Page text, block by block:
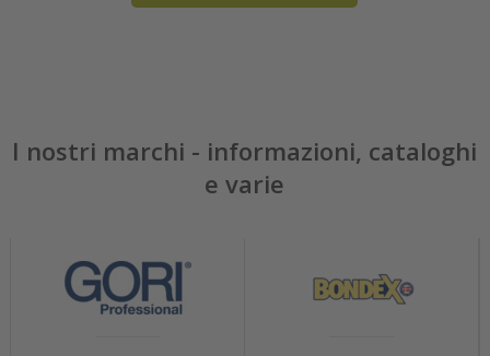
I nostri marchi - informazioni, cataloghi
e varie